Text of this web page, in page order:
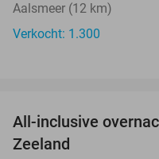
Aalsmeer (12 km)
Verkocht: 1.300
All-inclusive
Zeeland